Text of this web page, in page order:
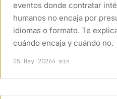
eventos donde contratar
humanos no encaja por
idiomas o formato. Te
cuándo encaja y cuándo no.
05 May 20264 min